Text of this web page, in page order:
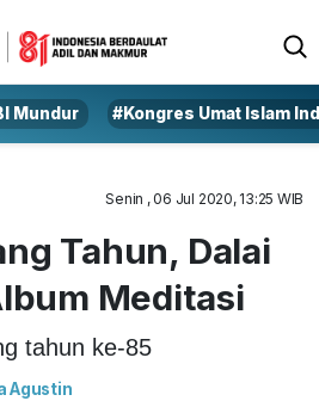
Mundur #Kongres Umat Islam
Senin , 06 Jul 2020, 13:25 WIB
Tahun, Dalai
Meditasi
tahun ke-85
Agustin